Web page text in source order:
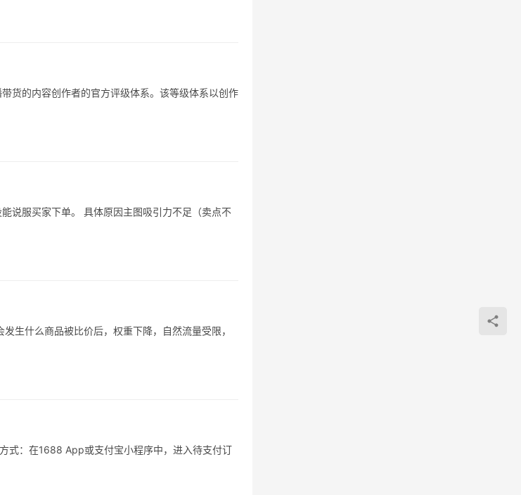
货的内容创作者的官方评级体系。该等级体系以创作
说服买家下单。 具体原因主图吸引力不足（卖点不
生什么商品被比价后，权重下降，自然流量受限，
式：在1688 App或支付宝小程序中，进入待支付订